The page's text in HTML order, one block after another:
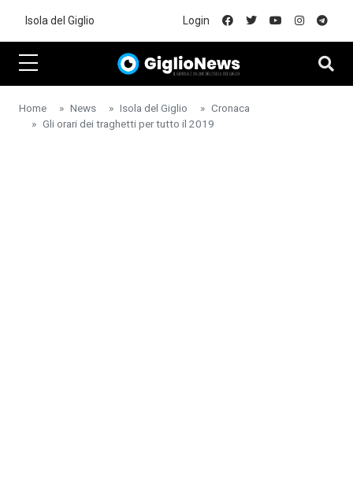
Isola del Giglio Login
Home News Isola del Giglio
Cronaca
Gli orari dei traghetti per tutto il 2019